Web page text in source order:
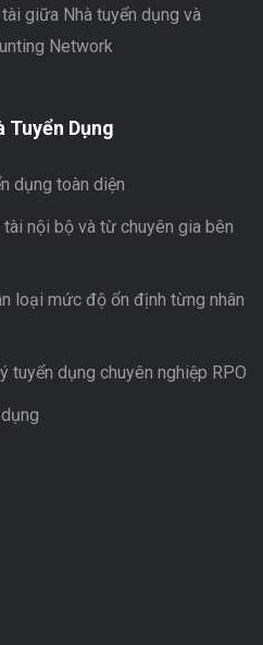
giữa Nhà tuyển dụng và
Network
Tuyển Dụng
dụng toàn diện
nội bộ và từ chuyên gia bên
loại mức độ ổn định từng nhân
tuyển dụng chuyên nghiệp RPO